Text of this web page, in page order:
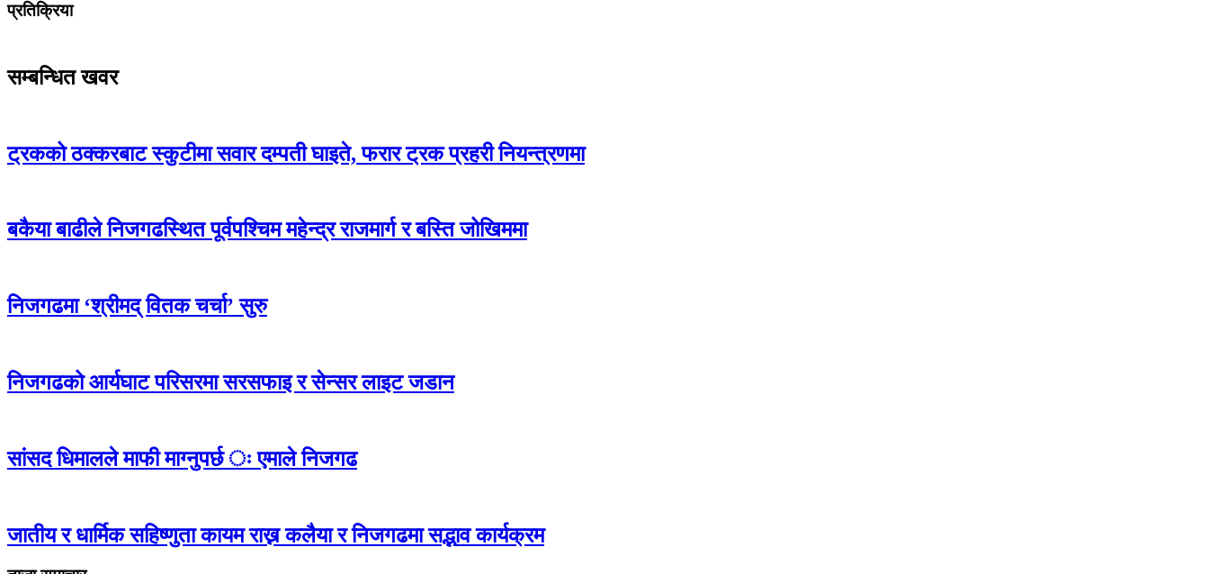
प्रतिक्रिया
सम्बन्धित खवर
ट्रकको ठक्करबाट स्कुटीमा सवार दम्पती घाइते, फरार ट्रक प्रहरी नियन्त्रणमा
बकैया बाढीले निजगढस्थित पूर्वपश्चिम महेन्द्र राजमार्ग र बस्ति जोखिममा
निजगढमा ‘श्रीमद् वितक चर्चा’ सुरु
निजगढको आर्यघाट परिसरमा सरसफाइ र सेन्सर लाइट जडान
सांसद धिमालले माफी माग्नुपर्छ ः एमाले निजगढ
जातीय र धार्मिक सहिष्णुता कायम राख्न कलैया र निजगढमा सद्भाव कार्यक्रम